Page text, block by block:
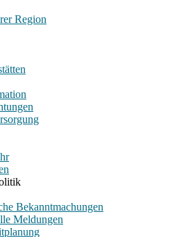
Region
Bekanntmachungen
Meldungen